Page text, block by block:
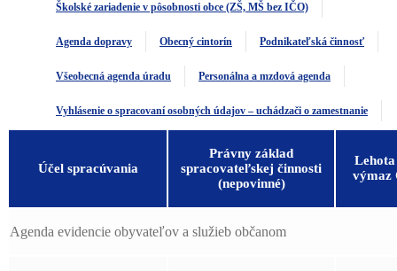
Školské zariadenie v pôsobnosti obce (ZŠ, MŠ bez IČO)
Agenda dopravy Obecný cintorín Podnikateľská činnosť
Všeobecná agenda úradu Personálna a mzdová agenda
Vyhlásenie o spracovaní osobných údajov – uchádzači o zamestnanie
Účel spracúvania
Právny základ
spracovateľskej činnosti
(nepovinné)
výmaz
Agenda evidencie obyvateľov a služieb občanom